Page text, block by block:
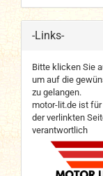
-Links-
Bitte klicken Sie
um auf die
zu gelangen.
motor-lit.de ist
der verlinkten
verantwortlich